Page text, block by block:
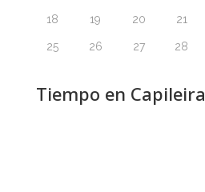
18 19 20 21
25 26 27 28
Tiempo en Capileira